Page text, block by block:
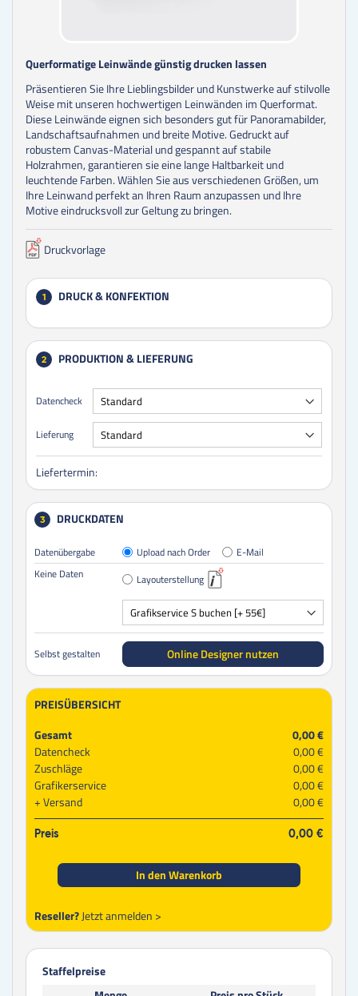
Querformatige Leinwände günstig drucken lassen
Präsentieren Sie Ihre Lieblingsbilder und Kunstwerke auf stilvolle
Weise mit unseren hochwertigen Leinwänden im Querformat.
Diese Leinwände eignen sich besonders gut für Panoramabilder,
Landschaftsaufnahmen und breite Motive. Gedruckt auf
robustem Canvas-Material und gespannt auf stabile
Holzrahmen, garantieren sie eine lange Haltbarkeit und
leuchtende Farben. Wählen Sie aus verschiedenen Größen, um
Ihre Leinwand perfekt an Ihren Raum anzupassen und Ihre
Motive eindrucksvoll zur Geltung zu bringen.
Druckvorlage
1 DRUCK & KONFEKTION
2 PRODUKTION & LIEFERUNG
Datencheck
Lieferung
Liefertermin:
3 DRUCKDATEN
Datenübergabe Upload nach Order
E-Mail
Keine Daten
Layouterstellung
Selbst gestalten Online Designer nutzen
PREISÜBERSICHT
Gesamt
0,00 €
Datencheck
0,00 €
Zuschläge
0,00 €
Grafikerservice
0,00 €
Versand
0,00 €
Preis 0,00 €
In den Warenkorb
Reseller?Jetzt anmelden >
Staffelpreise